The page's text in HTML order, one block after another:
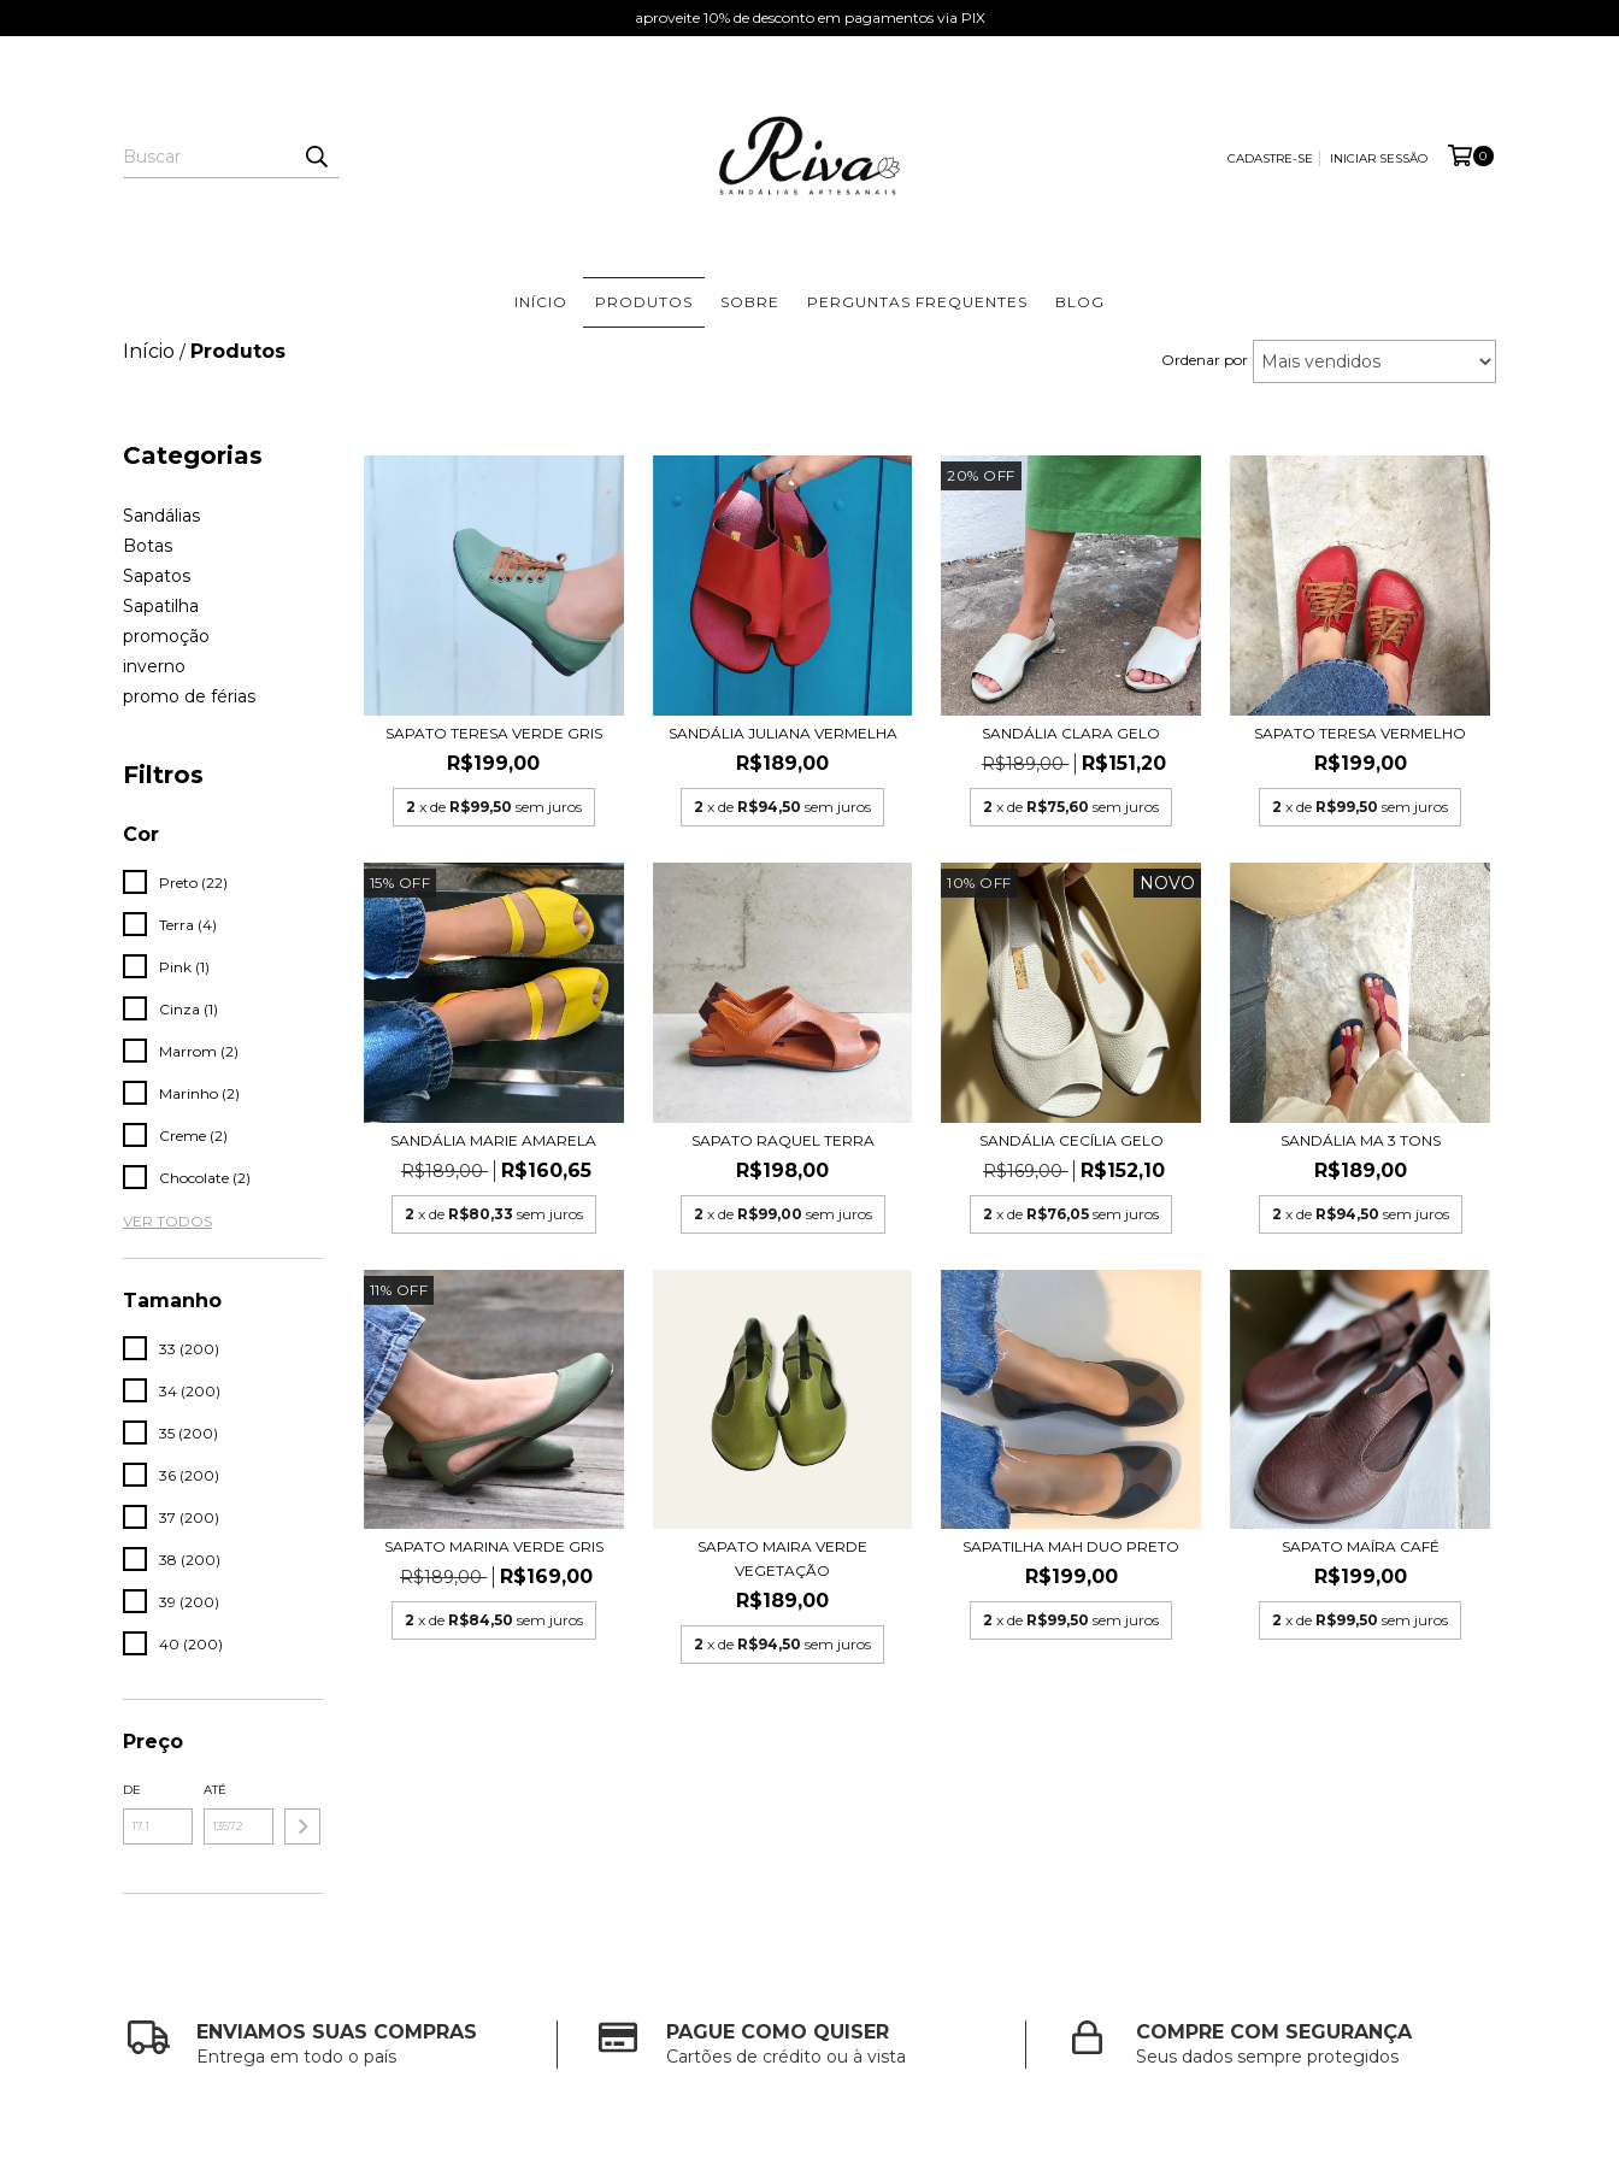
aproveite 10% de desconto em pagamentos via PIX
CADASTRE-SE INICIAR SESSÃO 0
INÍCIO PRODUTOS SOBRE PERGUNTAS FREQUENTES BLOG
Início / Produtos Ordenar por
Categorias
Sandálias
Botas
Sapatos
Sapatilha
promoção
inverno
promo de férias
Filtros
Cor
Preto (22)
Terra (4)
Pink (1)
Cinza (1)
Marrom (2)
Marinho (2)
Creme (2)
Chocolate (2)
VER TODOS
Tamanho
33 (200)
34 (200)
35 (200)
36 (200)
37 (200)
38 (200)
39 (200)
40 (200)
Preço
DE ATÉ
SAPATO TERESA VERDE GRIS
R$199,00
2 x de R$99,50 sem juros
SANDÁLIA JULIANA VERMELHA
R$189,00
2 x de R$94,50 sem juros
20% OFF
SANDÁLIA CLARA GELO
R$189,00 R$151,20
2 x de R$75,60 sem juros
SAPATO TERESA VERMELHO
R$199,00
2 x de R$99,50 sem juros
15% OFF
SANDÁLIA MARIE AMARELA
R$189,00 R$160,65
2 x de R$80,33 sem juros
SAPATO RAQUEL TERRA
R$198,00
2 x de R$99,00 sem juros
10% OFF NOVO
SANDÁLIA CECÍLIA GELO
R$169,00 R$152,10
2 x de R$76,05 sem juros
SANDÁLIA MA 3 TONS
R$189,00
2 x de R$94,50 sem juros
11% OFF
SAPATO MARINA VERDE GRIS
R$189,00 R$169,00
2 x de R$84,50 sem juros
SAPATO MAIRA VERDE
VEGETAÇÃO
R$189,00
2 x de R$94,50 sem juros
SAPATILHA MAH DUO PRETO
R$199,00
2 x de R$99,50 sem juros
SAPATO MAÍRA CAFÉ
R$199,00
2 x de R$99,50 sem juros
ENVIAMOS SUAS COMPRAS
Entrega em todo o país
PAGUE COMO QUISER
Cartões de crédito ou à vista
COMPRE COM SEGURANÇA
Seus dados sempre protegidos